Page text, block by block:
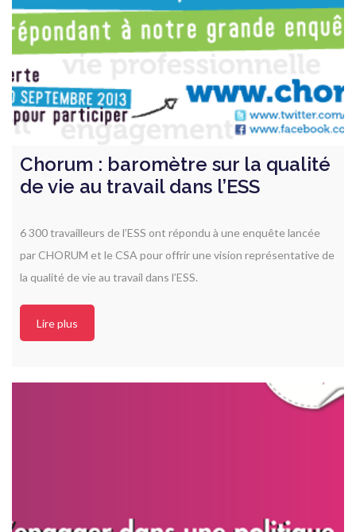
Chorum : baromètre sur la qualité
de vie au travail dans l’ESS
6 300 travailleurs de l’ESS ont répondu à une enquête lancée
par CHORUM et le CSA pour offrir une vision représentative de
la qualité de vie au travail dans l’ESS.
Lire plus